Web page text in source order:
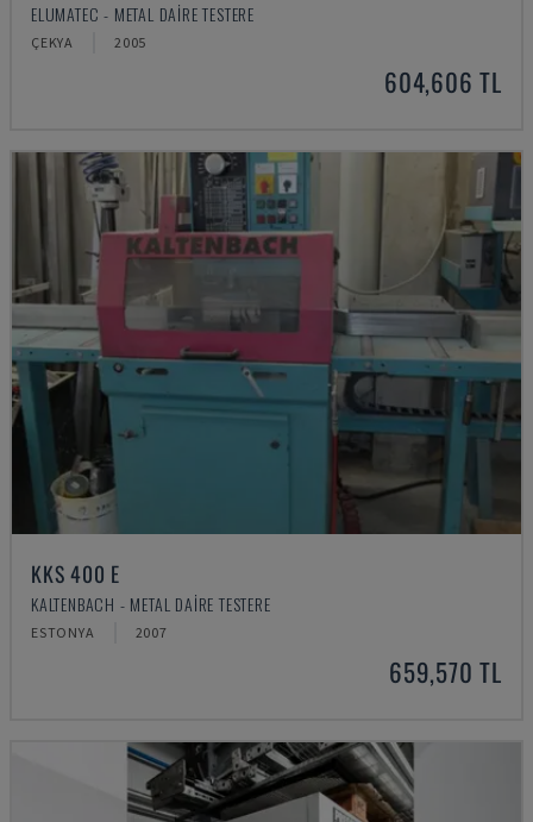
ELUMATEC - METAL DAIRE TESTERE
ÇEKYA 2005
604,606 TL
KKS 400 E
KALTENBACH - METAL DAIRE TESTERE
ESTONYA 2007
659,570 TL